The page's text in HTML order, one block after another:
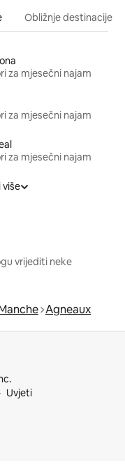
Obližnje destinacije
za mjesečni najam
za mjesečni najam
za mjesečni najam
više
vrijediti neke
Agneaux
Uvjeti